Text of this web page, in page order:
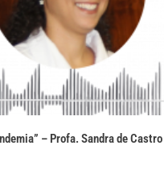
– Profa. Sandra de Castro